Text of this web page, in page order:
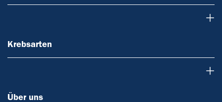
Krebsarten
Über uns